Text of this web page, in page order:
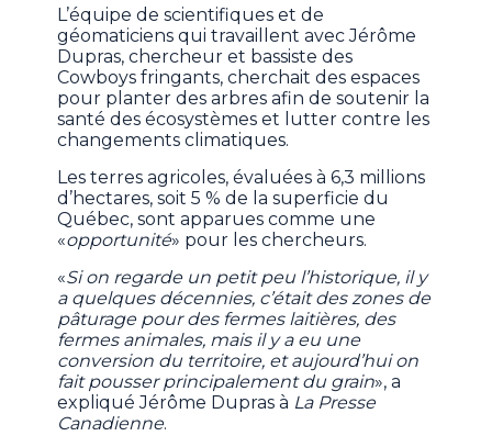
L’équipe de scientifiques et de
géomaticiens qui travaillent avec Jérôme
Dupras, chercheur et bassiste des
Cowboys fringants, cherchait des espaces
pour planter des arbres afin de soutenir la
santé des écosystèmes et lutter contre les
changements climatiques.
Les terres agricoles, évaluées à 6,3 millions
d’hectares, soit 5 % de la superficie du
Québec, sont apparues comme une
«opportunité» pour les chercheurs.
«Si on regarde un petit peu l’historique, il y
a quelques décennies, c’était des zones de
pâturage pour des fermes laitières, des
fermes animales, mais il y a eu une
conversion du territoire, et aujourd’hui on
fait pousser principalement du grain», a
expliqué Jérôme Dupras à La Presse
Canadienne.